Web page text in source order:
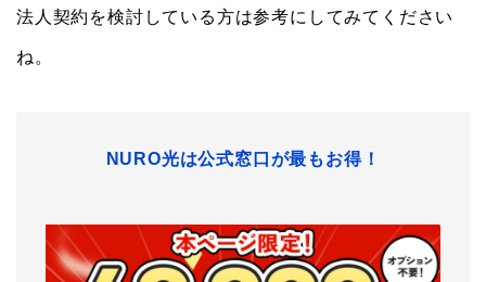
法人契約を検討している方は参考にしてみてください
ね。
NURO光は公式窓口が最もお得！